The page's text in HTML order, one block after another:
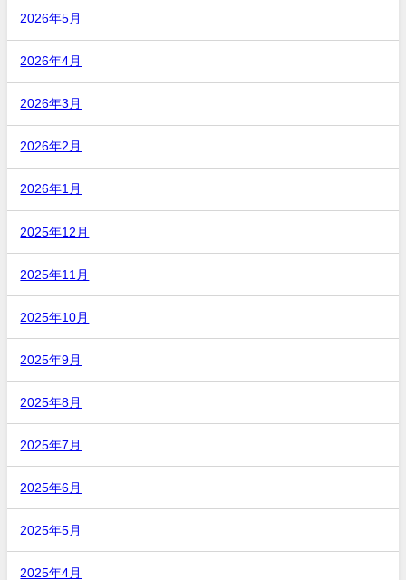
2026年5月
2026年4月
2026年3月
2026年2月
2026年1月
2025年12月
2025年11月
2025年10月
2025年9月
2025年8月
2025年7月
2025年6月
2025年5月
2025年4月